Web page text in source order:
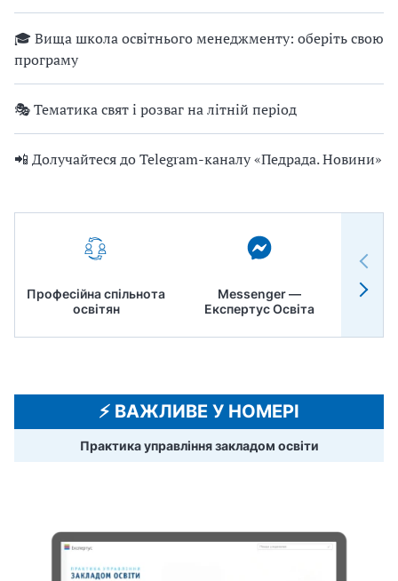
🎓 Вища школа освітнього менеджменту: оберіть свою
програму
🎭 Тематика свят і розваг на літній період
📲 Долучайтеся до Telegram-каналу «Педрада. Новини»
Професійна спільнота
освітян
Messenger —
Експертус Освіта
⚡️ ВАЖЛИВЕ У НОМЕРІ
Практика управління закладом освіти